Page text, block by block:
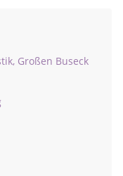
Großen Buseck